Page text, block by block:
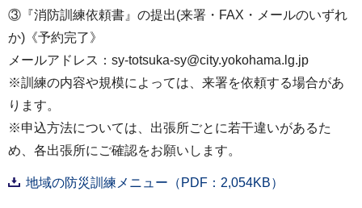
③『消防訓練依頼書』の提出(来署・FAX・メールのいずれ
か)《予約完了》
メールアドレス：sy-totsuka-sy@city.yokohama.lg.jp
※訓練の内容や規模によっては、来署を依頼する場合があ
ります。
※申込方法については、出張所ごとに若干違いがあるた
め、各出張所にご確認をお願いします。
地域の防災訓練メニュー（PDF：2,054KB）